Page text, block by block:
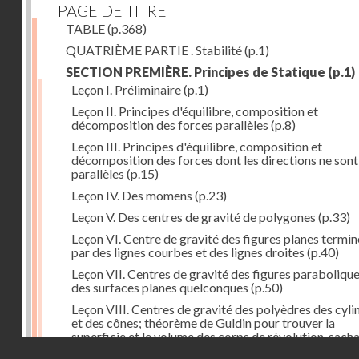
PAGE DE TITRE
TABLE(p.368)
QUATRIÈME PARTIE . Stabilité(p.1)
SECTION PREMIÈRE. Principes de Statique (p.1)
Leçon I. Préliminaire(p.1)
Leçon II. Principes d'équilibre, composition et
décomposition des forces parallèles (p.8)
Leçon III. Principes d'équilibre, composition et
décomposition des forces dont les directions ne
parallèles (p.15)
Leçon IV. Des momens (p.23)
Leçon V. Des centres de gravité de polygones (p.33)
Leçon VI. Centre de gravité des figures planes
par des lignes courbes et des lignes droites (p.40)
Leçon VII. Centres de gravité des figures
des surfaces planes quelconques (p.50)
Leçon VIII. Centres de gravité des polyèdres des
et des cônes; théorème de Guldin pour trouver la
superficie et le volume des corps de révolution,